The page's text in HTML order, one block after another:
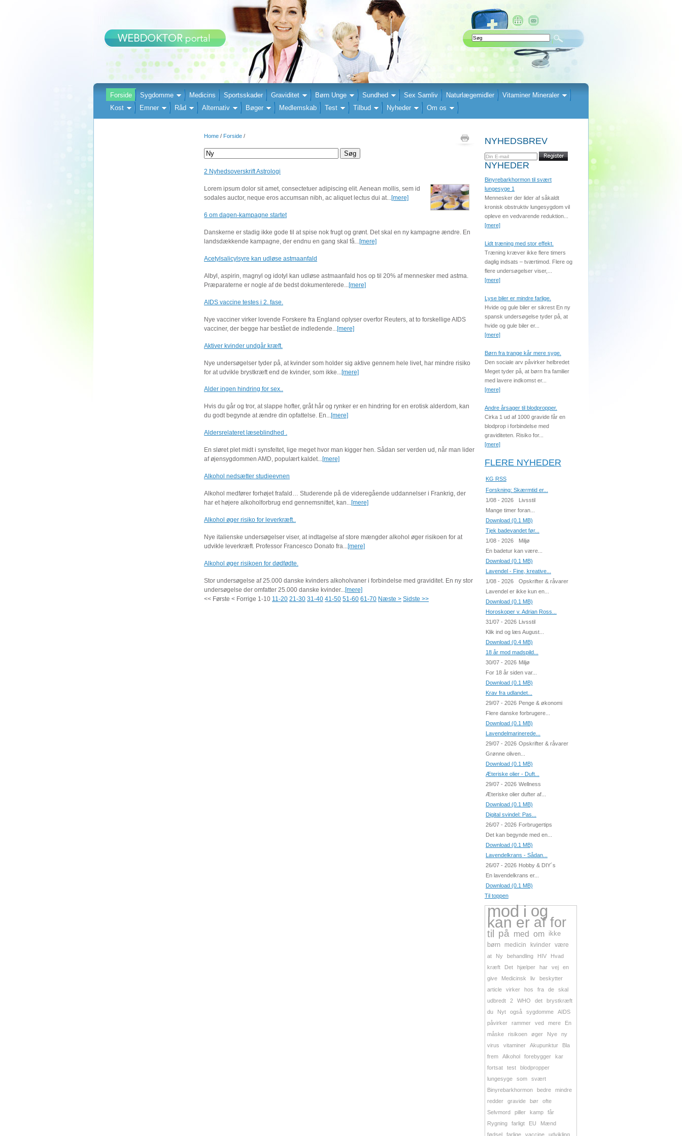
Forside Sygdomme Medicins Sportsskader Graviditet Børn Unge Sundhed Sex Samliv Naturlægemidler
Vitaminer Mineraler
Kost
Emner Råd Alternativ Bøger Medlemskab Test Tilbud Nyheder Om os
Home / Forside /
2 Nyhedsoverskrift Astrologi
Lorem ipsum dolor sit amet, consectetuer adipiscing elit. Aenean mollis, sem id
sodales auctor, neque eros accumsan nibh, ac aliquet lectus dui at...[mere]
6 om dagen-kampagne startet
Danskerne er stadig ikke gode til at spise nok frugt og grønt. Det skal en ny kampagne ændre. En
landsdækkende kampagne, der endnu en gang skal få...[mere]
Acetylsalicylsyre kan udløse astmaanfald
Albyl, aspirin, magnyl og idotyl kan udløse astmaanfald hos op til 20% af mennesker med astma.
Præparaterne er nogle af de bedst dokumenterede... [mere]
AIDS vaccine testes i 2. fase.
Nye vacciner virker lovende Forskere fra England oplyser overfor Reuters, at to forskellige AIDS
vacciner, der begge har bestået de indledende... [mere]
Aktiver kvinder undgår kræft.
Nye undersøgelser tyder på, at kvinder som holder sig aktive gennem hele livet, har mindre risiko
for at udvikle brystkræft end de kvinder, som ikke... [mere]
Alder ingen hindring for sex..
Hvis du går og tror, at slappe hofter, gråt hår og rynker er en hindring for en erotisk alderdom, kan
du godt begynde at ændre din opfattelse. En...[mere]
Aldersrelateret læseblindhed .
En sløret plet midt i synsfeltet, lige meget hvor man kigger hen. Sådan ser verden ud, når man lider
af øjensygdommen AMD, populært kaldet...[mere]
Alkohol nedsætter studieevnen
Alkohol medfører forhøjet frafald… Studerende på de videregående uddannelser i Frankrig, der
har et højere alkoholforbrug end gennemsnittet, kan...[mere]
Alkohol øger risiko for leverkræft..
Nye italienske undersøgelser viser, at indtagelse af store mængder alkohol øger risikoen for at
udvikle leverkræft. Professor Francesco Donato fra...[mere]
Alkohol øger risikoen for dødfødte.
Stor undersøgelse af 25.000 danske kvinders alkoholvaner i forbindelse med graviditet. En ny stor
undersøgelse der omfatter 25.000 danske kvinder...[mere]
<< Første < Forrige 1-10 11-20 21-30 31-40 41-50 51-60 61-70 Næste > Sidste >>
NYHEDSBREV
NYHEDER
Binyrebarkhormon til svært
lungesyge 1
Mennesker der lider af såkaldt
kronisk obstruktiv lungesygdom vil
opleve en vedvarende reduktion...
[mere]
Lidt træning med stor effekt.
Træning kræver ikke flere timers
daglig indsats – tværtimod. Flere og
flere undersøgelser viser,...
[mere]
Lyse biler er mindre farlige.
Hvide og gule biler er sikrest En ny
spansk undersøgelse tyder på, at
hvide og gule biler er...
[mere]
Børn fra trange kår mere syge.
Den sociale arv påvirker helbredet
Meget tyder på, at børn fra familier
med lavere indkomst er...
[mere]
Andre årsager til blodpropper.
Cirka 1 ud af 1000 gravide får en
blodprop i forbindelse med
graviditeten. Risiko for...
[mere]
FLERE NYHEDER
KG RSS
Forskning: Skærmtid er...
1/08 - 2026
Livsstil
Mange timer foran...
Download (0.1 MB)
Tjek badevandet før...
1/08 - 2026
Miljø
En badetur kan være...
Download (0.1 MB)
Lavendel - Fine, kreative...
1/08 - 2026
Opskrifter & råvarer
Lavendel er ikke kun en...
Download (0.1 MB)
Horoskoper v. Adrian Ross...
31/07 - 2026 Livsstil
Klik ind og læs August...
Download (0.4 MB)
18 år mod madspild...
30/07 - 2026 Miljø
For 18 år siden var...
Download (0.1 MB)
Krav fra udlandet...
29/07 - 2026 Penge & økonomi
Flere danske forbrugere...
Download (0.1 MB)
Lavendelmarinerede...
29/07 - 2026 Opskrifter & råvarer
Grønne oliven...
Download (0.1 MB)
Æteriske olier - Duft...
29/07 - 2026 Wellness
Æteriske olier dufter af...
Download (0.1 MB)
Digital svindel: Pas...
26/07 - 2026 Forbrugertips
Det kan begynde med en...
Download (0.1 MB)
Lavendelkrans - Sådan...
26/07 - 2026 Hobby & DIY´s
En lavendelkrans er...
Download (0.1 MB)
Til toppen
mod i og
kan er af for
til på med om ikke
børn
medicin kvinder
være
at
Ny behandling HIV
Hvad
kræft
Det hjælper har vej
en
give
Medicinsk liv
beskytter
article
virker hos fra de
skal
udbredt
2 WHO det
brystkræft
du
Nyt også sygdomme
AIDS
påvirker
rammer ved mere
En
måske
risikoen øger Nye
ny
virus
vitaminer Akupunktur
Bla
frem
Alkohol forebygger
kar
fortsat
test
blodpropper
lungesyge
som
svært
Binyrebarkhormon
bedre
mindre
redder
gravide bør
ofte
Selvmord
piller kamp
får
Rygning
farligt EU
Mænd
fødsel
farlige vaccine udvikling